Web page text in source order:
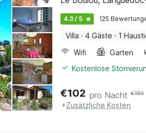
4.3 / 5 (25
Villa · 4 Gäste · 1
Wifi
Garten
Kostenlose
€102 pro Nacht €180
+Zusätzliche Kosten